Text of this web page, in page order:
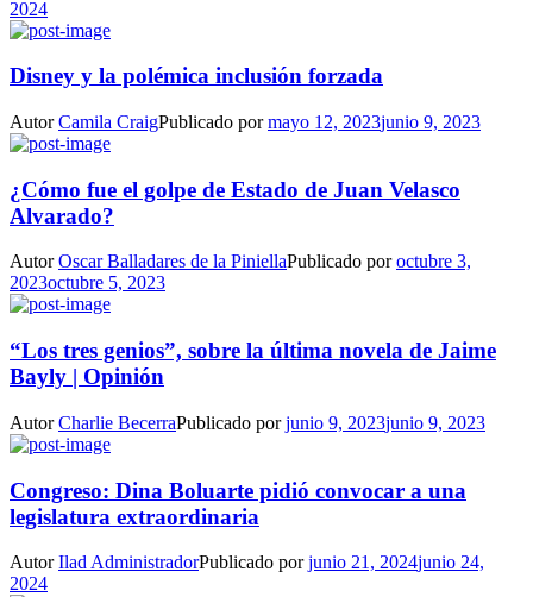
2024
Disney y la polémica inclusión forzada
AutorCamila CraigPublicado pormayo 12, 2023junio 9, 2023
¿Cómo fue el golpe de Estado de Juan Velasco
Alvarado?
AutorOscar Balladares de la PiniellaPublicado poroctubre 3,
2023octubre 5, 2023
“Los tres genios”, sobre la última novela de Jaime
Bayly | Opinión
AutorCharlie BecerraPublicado porjunio 9, 2023junio 9, 2023
Congreso: Dina Boluarte pidió convocar a una
legislatura extraordinaria
AutorIlad AdministradorPublicado porjunio 21, 2024junio 24,
2024